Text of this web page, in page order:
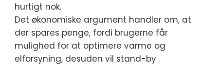
hurtigt nok.
Det økonomiske argument handler om, at
der spares penge, fordi brugerne får
mulighed for at optimere varme og
elforsyning, desuden vil stand-by